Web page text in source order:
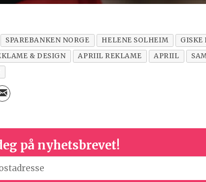
SPAREBANKEN NORGE HELENE SOLHEIM GISKE
& DESIGN
APRIIL REKLAME APRIIL
på nyhetsbrevet!